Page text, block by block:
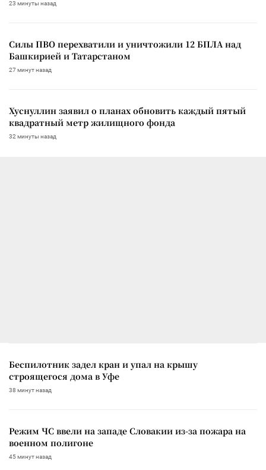
23 минуты назад
Силы ПВО перехватили и уничтожили 12 БПЛА над
Башкирией и Татарстаном
27 минут назад
Хуснуллин заявил о планах обновить каждый пятый
квадратный метр жилищного фонда
32 минуты назад
Беспилотник задел кран и упал на крышу
строящегося дома в Уфе
38 минут назад
Режим ЧС ввели на западе Словакии из-за пожара на
военном полигоне
45 минут назад